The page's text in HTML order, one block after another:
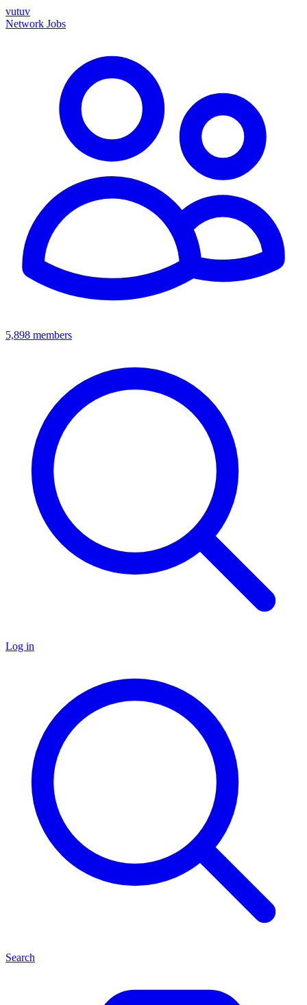
vutuv
Network Jobs
5,898 members
Log in
Search